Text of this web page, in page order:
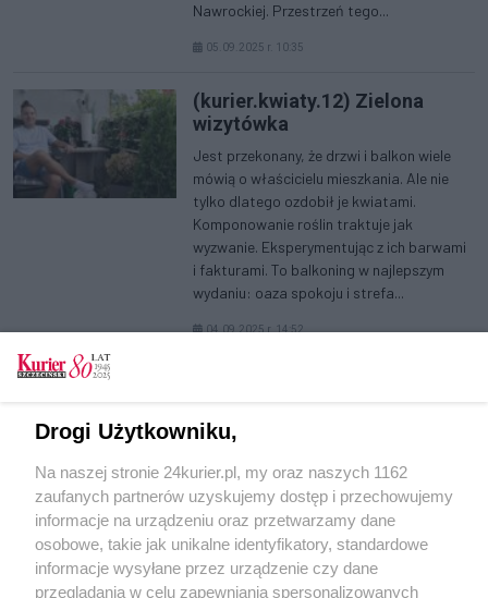
Nawrockiej. Przestrzeń tego...
05.09.2025 r. 10:35
(kurier.kwiaty.12) Zielona
wizytówka
Jest przekonany, że drzwi i balkon wiele
mówią o właścicielu mieszkania. Ale nie
tylko dlatego ozdobił je kwiatami.
Komponowanie roślin traktuje jak
wyzwanie. Eksperymentując z ich barwami
i fakturami. To balkoning w najlepszym
wydaniu: oaza spokoju i strefa...
04.09.2025 r. 14:52
Drogi Użytkowniku,
Na naszej stronie 24kurier.pl, my oraz naszych 1162
zaufanych partnerów uzyskujemy dostęp i przechowujemy
informacje na urządzeniu oraz przetwarzamy dane
osobowe, takie jak unikalne identyfikatory, standardowe
informacje wysyłane przez urządzenie czy dane
przeglądania w celu zapewniania spersonalizowanych